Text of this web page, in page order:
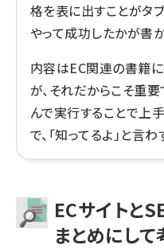
格を表に出すことがタ
やって成功したかが書
内容はEC関連の書籍
が、それだからこそ重
んで実行することで上
で、「知ってるよ」と言
ECサイトと
まとめにして